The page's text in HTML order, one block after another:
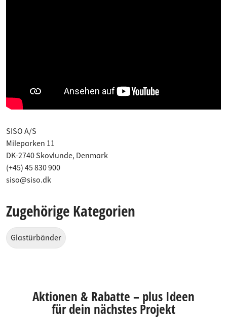
SISO A/S
Mileparken 11
DK-2740 Skovlunde, Denmark
(+45) 45 830 900
siso@siso.dk
Zugehörige Kategorien
Glastürbänder
Aktionen & Rabatte – plus Ideen
für dein nächstes Projekt